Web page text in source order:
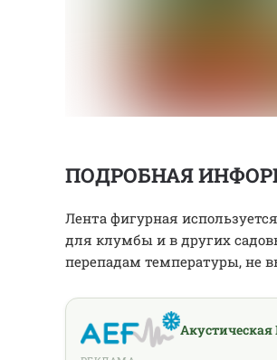
ПОДРОБНАЯ
Лента фигурная
для клумбы и в других
перепадам температуры, не